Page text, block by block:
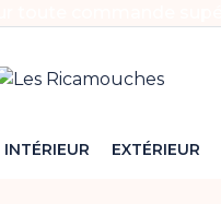
INTÉRIEUR EXTÉRIEUR